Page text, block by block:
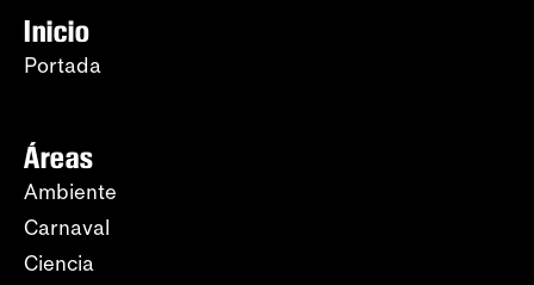
Inicio
Portada
Áreas
Ambiente
Carnaval
Ciencia